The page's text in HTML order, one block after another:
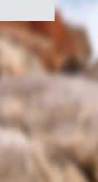
du
Canada